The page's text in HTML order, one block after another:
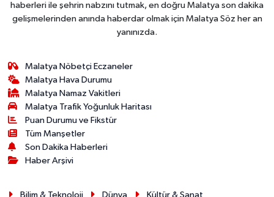
haberleri ile şehrin nabzını tutmak, en doğru Malatya son dakika
gelişmelerinden anında haberdar olmak için Malatya Söz her an
yanınızda.
Malatya Nöbetçi Eczaneler
Malatya Hava Durumu
Malatya Namaz Vakitleri
Malatya Trafik Yoğunluk Haritası
Puan Durumu ve Fikstür
Tüm Manşetler
Son Dakika Haberleri
Haber Arşivi
Bilim & Teknoloji Dünya Kültür & Sanat